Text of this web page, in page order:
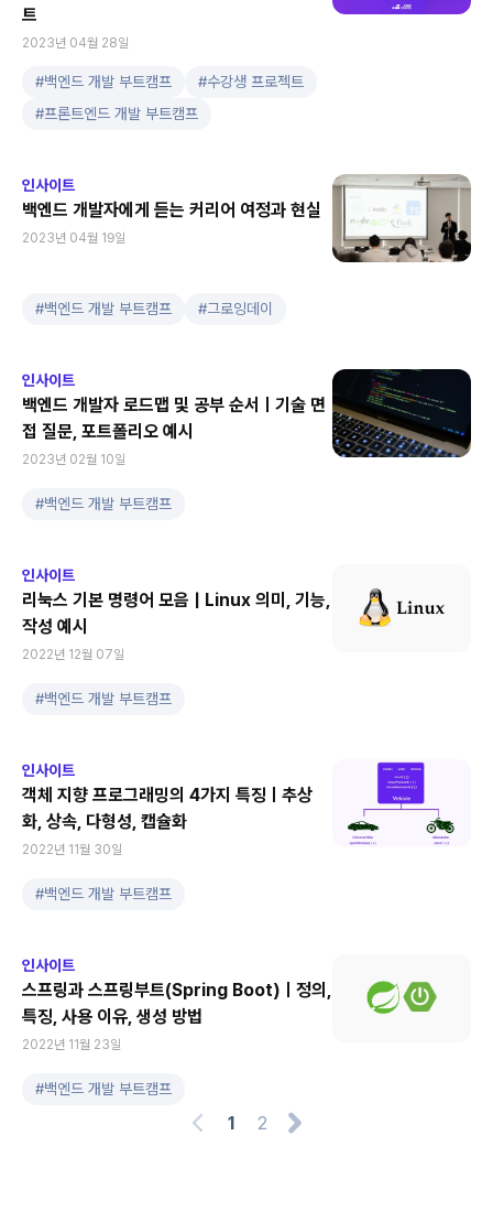
트
2023년 04월 28일
#백엔드 개발 부트캠프 #수강생 프로젝트
#프론트엔드 개발 부트캠프
인사이트
백엔드 개발자에게 듣는 커리어 여정과 현실
2023년 04월 19일
#백엔드 개발 부트캠프 #그로잉데이
인사이트
백엔드 개발자 로드맵 및 공부 순서ㅣ기술 면
접 질문, 포트폴리오 예시
2023년 02월 10일
#백엔드 개발 부트캠프
인사이트
리눅스 기본 명령어 모음 | Linux 의미, 기능,
작성 예시
2022년 12월 07일
#백엔드 개발 부트캠프
인사이트
객체 지향 프로그래밍의 4가지 특징ㅣ추상
화, 상속, 다형성, 캡슐화
2022년 11월 30일
#백엔드 개발 부트캠프
인사이트
스프링과 스프링부트(Spring Boot)ㅣ정의,
특징, 사용 이유, 생성 방법
2022년 11월 23일
#백엔드 개발 부트캠프
1 2